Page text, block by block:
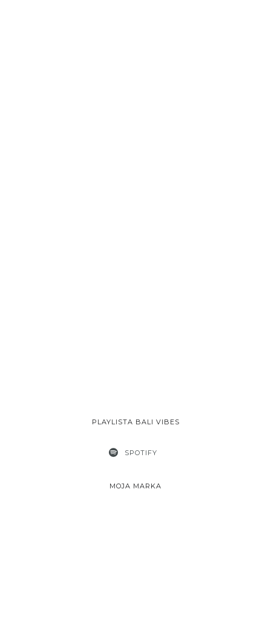
PLAYLISTA BALI VIBES
SPOTIFY
MOJA MARKA